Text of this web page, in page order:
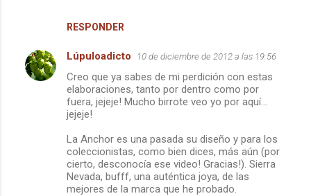
RESPONDER
Lúpuloadicto 10 de diciembre de 2012 a las 19:56
Creo que ya sabes de mi perdición con estas
elaboraciones, tanto por dentro como por
fuera, jejeje! Mucho birrote veo yo por aquí...
jejeje!
La Anchor es una pasada su diseño y para los
coleccionistas, como bien dices, más aún (por
cierto, desconocía ese video! Gracias!). Sierra
Nevada, bufff, una auténtica joya, de las
mejores de la marca que he probado.